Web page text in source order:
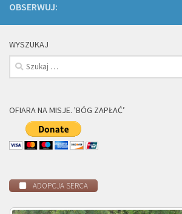
OBSERWUJ:
WYSZUKAJ
Szukaj:
OFIARA NA MISJE. 'BÓG ZAPŁAĆ’
ADOPCJA SERCA